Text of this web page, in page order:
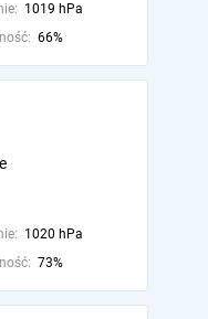
1019 hPa
66%
1020 hPa
73%